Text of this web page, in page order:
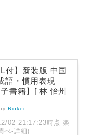
付】新装版 中国
語・慣用表現
書籍】[ 林 怡州
Rinker
02 21:17:23時点 楽
べ-詳細)